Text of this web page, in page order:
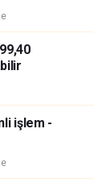
FXStreet bu tür
olmaksızın
işlem -